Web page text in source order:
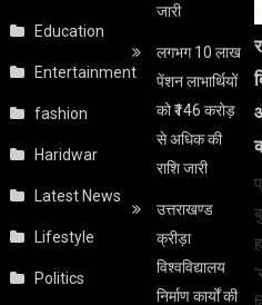
Education
Entertainment
fashion
Haridwar
Latest News
Lifestyle
Politics
जारी
लगभग 10 लाख
पेंशन लाभार्थियों
को ₹146 करोड़
से अधिक की
राशि जारी
उत्तराखण्ड
क्रीड़ा
विश्वविद्यालय
निर्माण कार्यों की